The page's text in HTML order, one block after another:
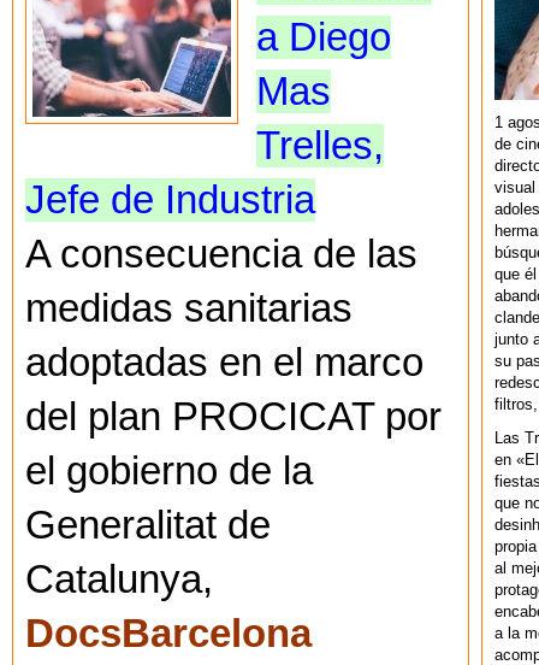
a Diego
Mas
Trelles,
Jefe de Industria
A consecuencia de las
medidas sanitarias
adoptadas en el marco
del plan PROCICAT por
el gobierno de la
Generalitat de
Catalunya,
DocsBarcelona
1
de
visual
que
junto
su
filtros,
Las
en
que
al
a la